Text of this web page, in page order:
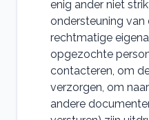
enig ander niet
ondersteuning
rechtmatige
opgezochte
contacteren, om
verzorgen, om
andere